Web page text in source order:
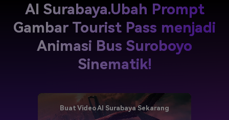
AI Surabaya.Ubah Prompt
Gambar Tourist Pass menjadi
Animasi Bus Suroboyo
Sinematik!
Buat Video AI Surabaya Sekarang